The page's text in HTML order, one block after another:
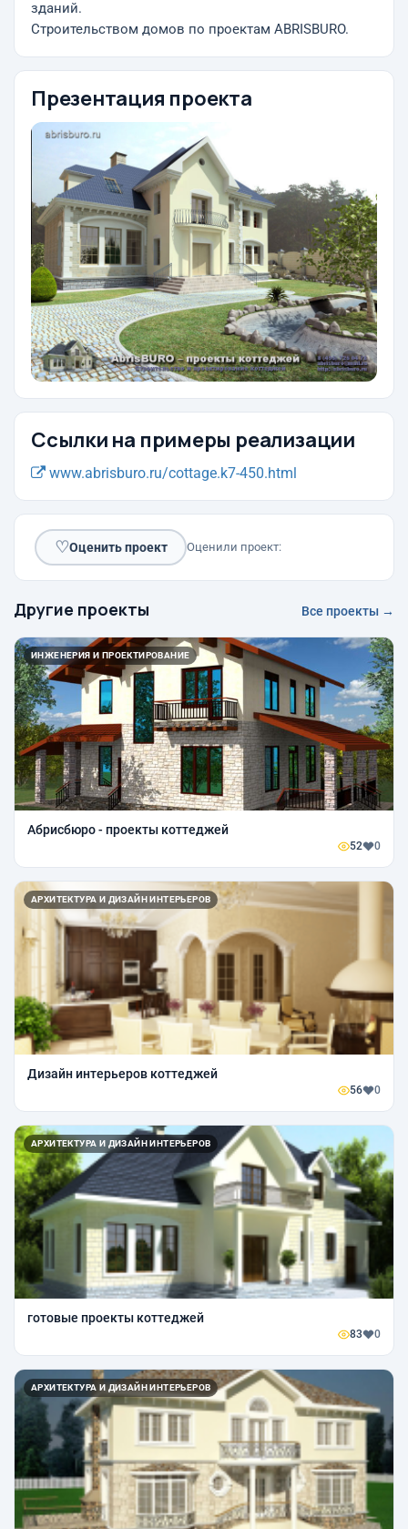
зданий.
Строительством домов по проектам ABRISBURO.
Презентация проекта
Ссылки на примеры реализации
www.abrisburo.ru/cottage.k7-450.html
♡Оценить проект Оценили проект:
Другие проекты Все проекты →
ИНЖЕНЕРИЯ И ПРОЕКТИРОВАНИЕ
Абрисбюро - проекты коттеджей
52 0
АРХИТЕКТУРА И ДИЗАЙН ИНТЕРЬЕРОВ
Дизайн интерьеров коттеджей
56 0
АРХИТЕКТУРА И ДИЗАЙН ИНТЕРЬЕРОВ
готовые проекты коттеджей
83 0
АРХИТЕКТУРА И ДИЗАЙН ИНТЕРЬЕРОВ